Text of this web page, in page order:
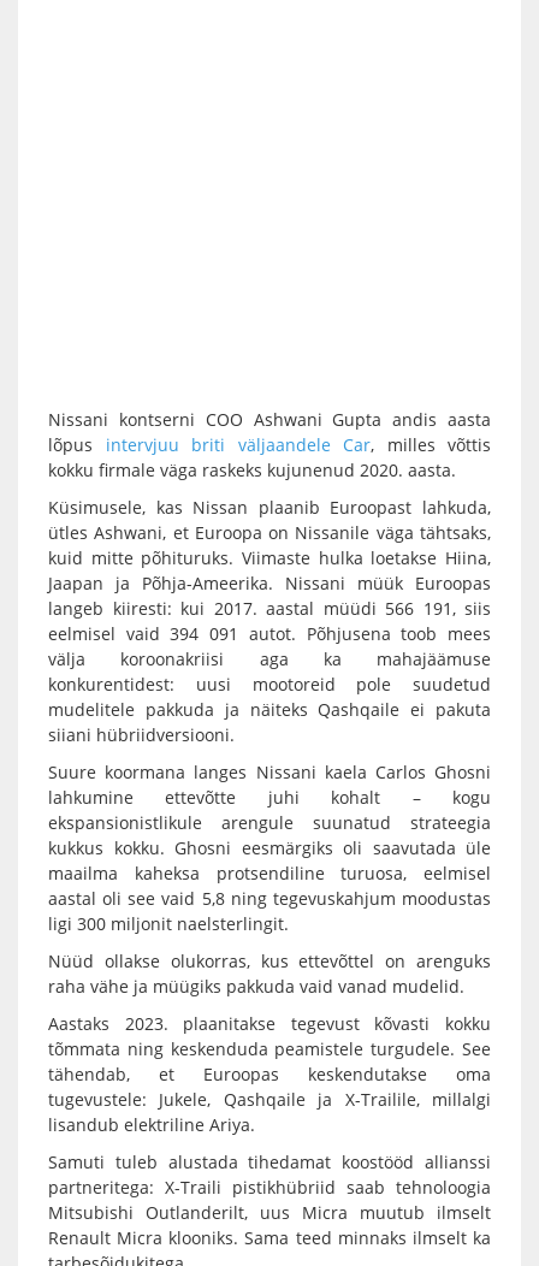
Nissani kontserni COO Ashwani Gupta andis aasta
lõpus intervjuu briti väljaandele Car, milles võttis
kokku firmale väga raskeks kujunenud 2020. aasta.
Küsimusele, kas Nissan plaanib Euroopast lahkuda,
ütles Ashwani, et Euroopa on Nissanile väga tähtsaks,
kuid mitte põhituruks. Viimaste hulka loetakse Hiina,
Jaapan ja Põhja-Ameerika. Nissani müük Euroopas
langeb kiiresti: kui 2017. aastal müüdi 566 191, siis
eelmisel vaid 394 091 autot. Põhjusena toob mees
välja koroonakriisi aga ka mahajäämuse
konkurentidest: uusi mootoreid pole suudetud
mudelitele pakkuda ja näiteks Qashqaile ei pakuta
siiani hübriidversiooni.
Suure koormana langes Nissani kaela Carlos Ghosni
lahkumine ettevõtte juhi kohalt – kogu
ekspansionistlikule arengule suunatud strateegia
kukkus kokku. Ghosni eesmärgiks oli saavutada üle
maailma kaheksa protsendiline turuosa, eelmisel
aastal oli see vaid 5,8 ning tegevuskahjum moodustas
ligi 300 miljonit naelsterlingit.
Nüüd ollakse olukorras, kus ettevõttel on arenguks
raha vähe ja müügiks pakkuda vaid vanad mudelid.
Aastaks 2023. plaanitakse tegevust kõvasti kokku
tõmmata ning keskenduda peamistele turgudele. See
tähendab, et Euroopas keskendutakse oma
tugevustele: Jukele, Qashqaile ja X-Trailile, millalgi
lisandub elektriline Ariya.
Samuti tuleb alustada tihedamat koostööd allianssi
partneritega: X-Traili pistikhübriid saab tehnoloogia
Mitsubishi Outlanderilt, uus Micra muutub ilmselt
Renault Micra klooniks. Sama teed minnaks ilmselt ka